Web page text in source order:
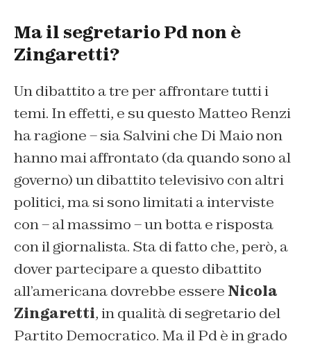
Ma il segretario Pd non è
Zingaretti?
Un dibattito a tre per affrontare tutti i
temi. In effetti, e su questo Matteo Renzi
ha ragione – sia Salvini che Di Maio non
hanno mai affrontato (da quando sono al
governo) un dibattito televisivo con altri
politici, ma si sono limitati a interviste
con – al massimo – un botta e risposta
con il giornalista. Sta di fatto che, però, a
dover partecipare a questo dibattito
all’americana dovrebbe essere Nicola
Zingaretti, in qualità di segretario del
Partito Democratico. Ma il Pd è in grado